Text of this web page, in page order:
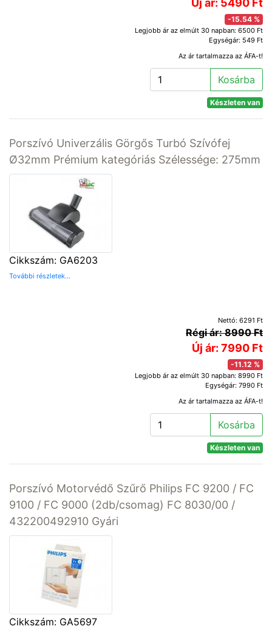
Új ár: 5490 Ft
-15.54 %
Legjobb ár az elmúlt 30 napban: 6500 Ft
Egységár: 549 Ft
Az ár tartalmazza az ÁFA-t!
Kosárba
Készleten van
Porszívó Univerzális Görgős Turbó Szívófej
Ø32mm Prémium kategóriás Szélessége: 275mm
Cikkszám: GA6203
További részletek...
Nettó: 6291 Ft
Régi ár: 8990 Ft
Új ár: 7990 Ft
-11.12 %
Legjobb ár az elmúlt 30 napban: 8990 Ft
Egységár: 7990 Ft
Az ár tartalmazza az ÁFA-t!
Kosárba
Készleten van
Porszívó Motorvédő Szűrő Philips FC 9200 / FC
9100 / FC 9000 (2db/csomag) FC 8030/00 /
432200492910 Gyári
Cikkszám: GA5697